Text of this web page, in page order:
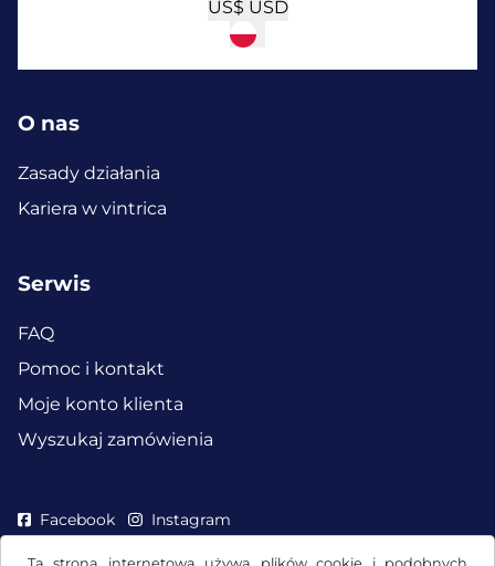
US$ USD
O nas
Zasady działania
Kariera w vintrica
Serwis
FAQ
Pomoc i kontakt
Moje konto klienta
Wyszukaj zamówienia
Facebook Instagram